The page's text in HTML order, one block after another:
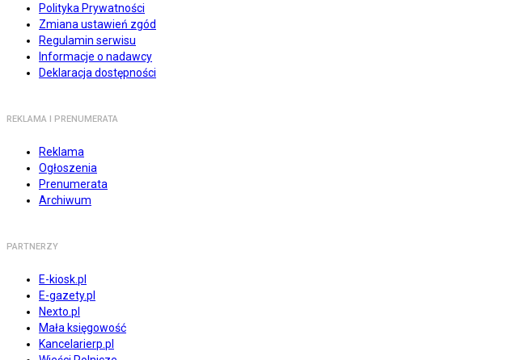
Polityka Prywatności
Zmiana ustawień zgód
Regulamin serwisu
Informacje o nadawcy
Deklaracja dostępności
REKLAMA I PRENUMERATA
Reklama
Ogłoszenia
Prenumerata
Archiwum
PARTNERZY
E-kiosk.pl
E-gazety.pl
Nexto.pl
Mała księgowość
Kancelarierp.pl